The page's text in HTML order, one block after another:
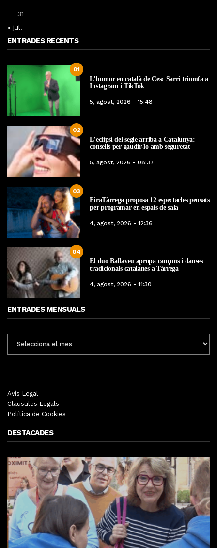
31
« jul.
ENTRADES RECENTS
01
L’humor en català de Cesc Sarri triomfa a
Instagram i TikTok
5, agost, 2026 - 15:48
02
L’eclipsi del segle arriba a Catalunya:
consells per gaudir-lo amb seguretat
5, agost, 2026 - 08:37
03
FiraTàrrega proposa 12 espectacles pensats
per programar en espais de sala
4, agost, 2026 - 12:36
04
El duo Ballaveu apropa cançons i danses
tradicionals catalanes a Tàrrega
4, agost, 2026 - 11:30
ENTRADES MENSUALS
MENSUALS
Avís Legal
Clàusules Legals
Política de Cookies
DESTACADES